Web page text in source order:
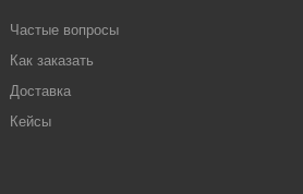
Частые вопросы
Как заказать
Доставка
Кейсы